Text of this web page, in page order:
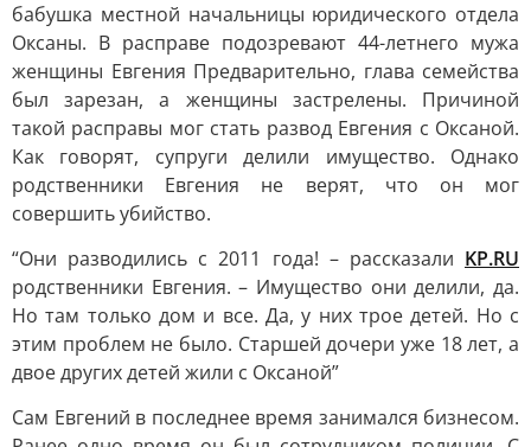
бабушка местной начальницы юридического отдела
Оксаны. В расправе подозревают 44-летнего мужа
женщины Евгения Предварительно, глава семейства
был зарезан, а женщины застрелены. Причиной
такой расправы мог стать развод Евгения с Оксаной.
Как говорят, супруги делили имущество. Однако
родственники Евгения не верят, что он мог
совершить убийство.
“Они разводились с 2011 года! – рассказали KP.RU
родственники Евгения. – Имущество они делили, да.
Но там только дом и все. Да, у них трое детей. Но с
этим проблем не было. Старшей дочери уже 18 лет, а
двое других детей жили с Оксаной”
Сам Евгений в последнее время занимался бизнесом.